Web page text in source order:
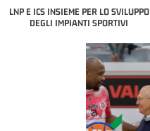
LNP E ICS INSIEME PER LO SVILUPPO
DEGLI IMPIANTI SPORTIVI